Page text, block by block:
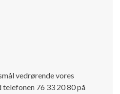
vedrørende vores
76 33 20 80 på